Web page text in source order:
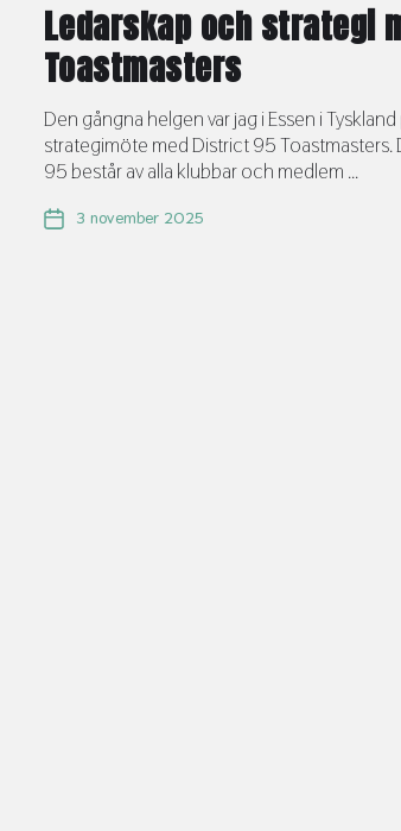
Ledarskap och strategi
Toastmasters
Den gångna helgen var jag i Essen i
strategimöte med District 95 Toastmasters.
95 består av alla klubbar och medlem ...
3 november 2025